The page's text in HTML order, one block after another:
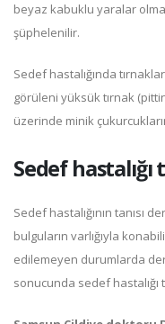
beyaz kabuklu yaralar
şüphelenilir.
Sedef hastalığında
görüleni yüksük tırnak
üzerinde minik
Sedef hastalığı
Sedef hastalığının tanısı
bulguların varlığıyla
edilemeyen durumlarda
sonucunda sedef hastalığı